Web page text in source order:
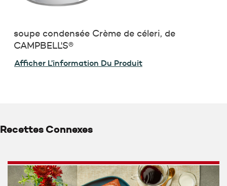
soupe condensée Crème de céleri, de
CAMPBELL'S®
Afficher L’information Du Produit
Recettes Connexes